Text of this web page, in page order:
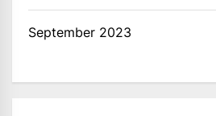
September 2023